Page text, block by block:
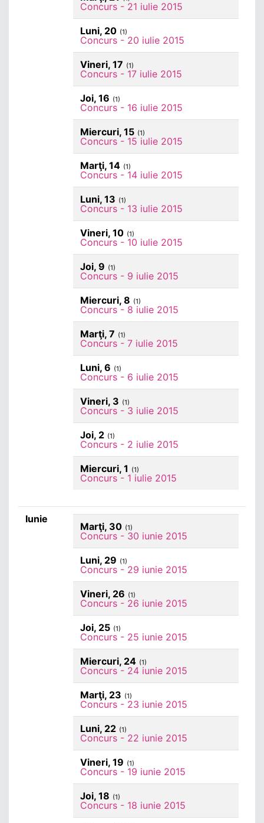
Concurs - 21 iulie 2015
Luni, 20 (1)
Concurs - 20 iulie 2015
Vineri, 17 (1)
Concurs - 17 iulie 2015
Joi, 16 (1)
Concurs - 16 iulie 2015
Miercuri, 15 (1)
Concurs - 15 iulie 2015
Marţi, 14 (1)
Concurs - 14 iulie 2015
Luni, 13 (1)
Concurs - 13 iulie 2015
Vineri, 10 (1)
Concurs - 10 iulie 2015
Joi, 9 (1)
Concurs - 9 iulie 2015
Miercuri, 8 (1)
Concurs - 8 iulie 2015
Marţi, 7 (1)
Concurs - 7 iulie 2015
Luni, 6 (1)
Concurs - 6 iulie 2015
Vineri, 3 (1)
Concurs - 3 iulie 2015
Joi, 2 (1)
Concurs - 2 iulie 2015
Miercuri, 1 (1)
Concurs - 1 iulie 2015
Iunie
Marţi, 30 (1)
Concurs - 30 iunie 2015
Luni, 29 (1)
Concurs - 29 iunie 2015
Vineri, 26 (1)
Concurs - 26 iunie 2015
Joi, 25 (1)
Concurs - 25 iunie 2015
Miercuri, 24 (1)
Concurs - 24 iunie 2015
Marţi, 23 (1)
Concurs - 23 iunie 2015
Luni, 22 (1)
Concurs - 22 iunie 2015
Vineri, 19 (1)
Concurs - 19 iunie 2015
Joi, 18 (1)
Concurs - 18 iunie 2015